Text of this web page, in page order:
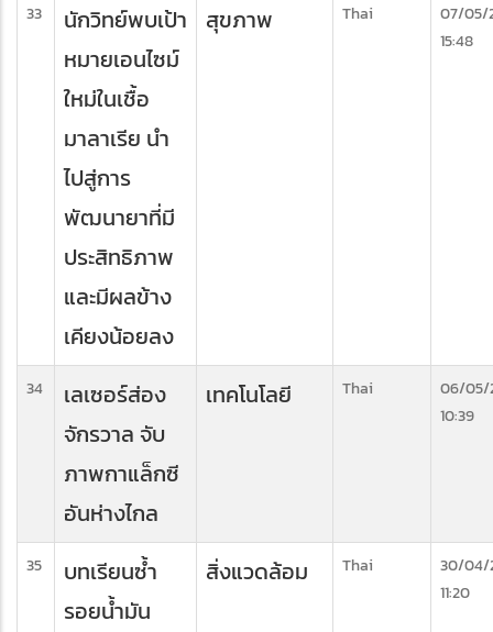
33
นักวิทย์พบเป้า
หมายเอนไซม์
ใหม่ในเชื้อ
มาลาเรีย นำ
ไปสู่การ
พัฒนายาที่มี
ประสิทธิภาพ
และมีผลข้าง
เคียงน้อยลง
สุขภาพ Thai
07/05/
15:48
34
เลเซอร์ส่อง
จักรวาล จับ
ภาพกาแล็กซี
อันห่างไกล
เทคโนโลยี Thai
06/05/
10:39
35
บทเรียนซ้ำ
รอยน้ำมัน
สิ่งแวดล้อม Thai
30/04/
11:20